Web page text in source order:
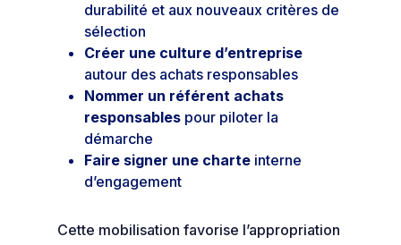
durabilité et aux nouveaux critères de
sélection
Créer une culture d’entreprise
autour des achats responsables
Nommer un référent achats
responsables pour piloter la
démarche
Faire signer une charte interne
d’engagement
Cette mobilisation favorise l’appropriation